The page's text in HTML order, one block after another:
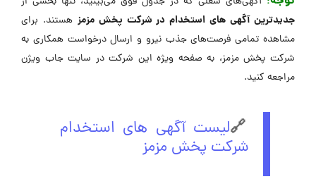
جدیدترین آگهی های استخدام در شرکت پخش مزمز هستند. برای
مشاهده تمامی فرصت‌های جذب نیرو و ارسال درخواست همکاری به
شرکت پخش مزمز، به صفحه ویژه این شرکت در ‌سایت جاب ویژن
مراجعه کنید.
🔗لیست آگهی های استخدام
شرکت پخش مزمز